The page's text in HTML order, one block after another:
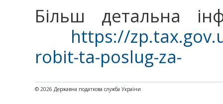
Більш детальна
https://
robit-ta-poslug-za-
© 2026 Державна податкова служба України